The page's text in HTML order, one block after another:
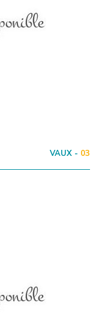
VAUX - 03